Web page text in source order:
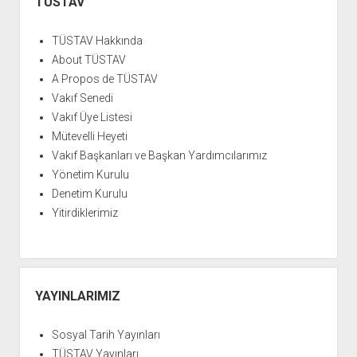
TDF KİTAPLIĞI
TÜSTAV Hakkında
About TÜSTAV
A Propos de TÜSTAV
Vakıf Senedi
Vakıf Üye Listesi
Mütevelli Heyeti
Vakıf Başkanları ve Başkan Yardımcılarımız
Yönetim Kurulu
Denetim Kurulu
Yitirdiklerimiz
YAYINLARIMIZ
Sosyal Tarih Yayınları
TÜSTAV Yayınları